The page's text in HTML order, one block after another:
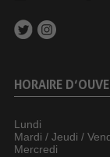
HORAIRE
Lundi
Mardi / Jeudi /
Mercredi